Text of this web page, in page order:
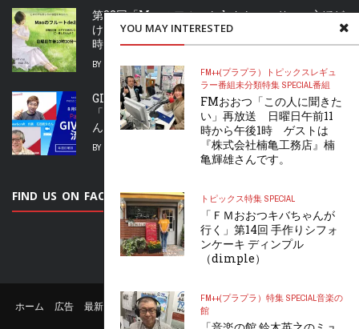
YOU MAY INTERESTED
FM++(プラプラ） トピックスレギュ
ラー番組未分類特集 SPECIAL番組
FMおおつ「この人に聞きた
い」再放送 日曜日午前11
時から午後1時 ゲストは
『株式会社楠亀工務店』楠
亀輝雄さんです。
トピックス特集 SPECIAL
「ＦＭおおつキバちゃんが
行く」第14回 手作りシフォ
ンケーキ ディンプル
（dimple）
FM++(プラプラ） 特集 SPECIAL音楽の
館
第32回「Maoのフルートdeおしゃべり」〜心ほど
ける安らぎの音色をあなたへ〜 日曜日午後10
時30分〜午後11時
BY S.FURUTA 2026年8月8日
GIVEの流儀 Part.2」第40回 再放送 ゲストは
「「合同会社water&craft」の代表、石田亮介さ
ん」です。BNI滋賀西京都北 提供
BY 2026年8月8日
FIND US ON FACEBOOK
ホーム 広告 最新番組表 リクエスト 公認サポーター
お問い合わせ
FMおおつについて